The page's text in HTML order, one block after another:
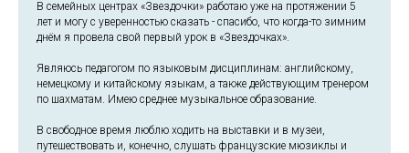
В семейных центрах «Звездочки» работаю уже на протяжении 5
лет и могу с уверенностью сказать - спасибо, что когда-то зимним
днём я провела свой первый урок в «Звездочках».
Являюсь педагогом по языковым дисциплинам: английскому,
немецкому и китайскому языкам, а также действующим тренером
по шахматам. Имею среднее музыкальное образование.
В свободное время люблю ходить на выставки и в музеи,
путешествовать и, конечно, слушать французские мюзиклы и